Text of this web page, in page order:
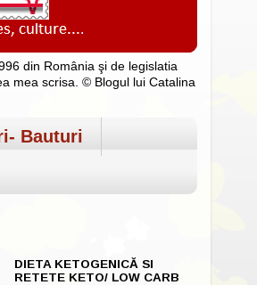
din România şi de legislatia
mea scrisa. © Blogul lui Catalina
Bauturi
DIETA KETOGENICĂ SI
RETETE KETO/ LOW CARB